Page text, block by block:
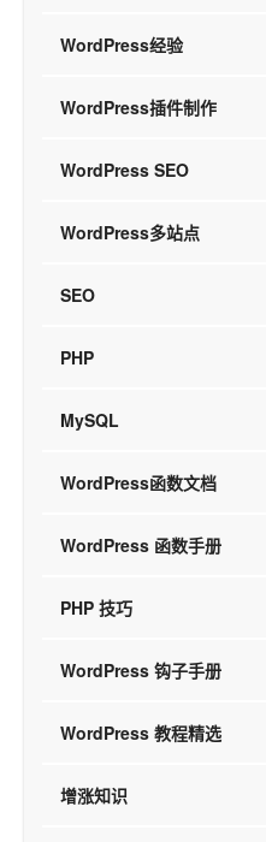
WordPress经验
WordPress插件制作
WordPress SEO
WordPress多站点
SEO
PHP
MySQL
WordPress函数文档
WordPress 函数手册
PHP 技巧
WordPress 钩子手册
WordPress 教程精选
增涨知识